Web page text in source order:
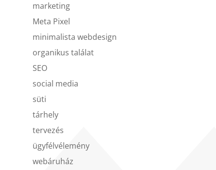
marketing
Meta Pixel
minimalista webdesign
organikus találat
SEO
social media
süti
tárhely
tervezés
ügyfélvélemény
webáruház